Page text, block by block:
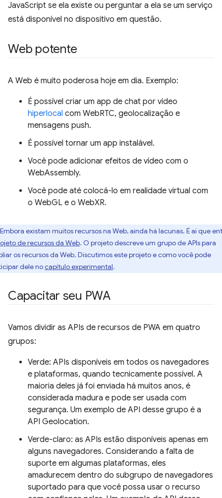
JavaScript se ela existe ou perguntar a ela se um serviço
está disponível no dispositivo em questão.
Web potente
A Web é muito poderosa hoje em dia. Exemplo:
É possível criar um app de chat por vídeo
hiperlocal com WebRTC, geolocalização e
mensagens push.
É possível tornar um app instalável.
Você pode adicionar efeitos de vídeo com o
WebAssembly.
Você pode até colocá-lo em realidade virtual com
o WebGL e o WebXR.
Embora existam muitos recursos na Web, ainda há lacunas. É aí que
de recursos da Web. O projeto descreve um grupo de APIs para
os recursos da Web. Discutimos este projeto e como você pode
dele nocapítulo experimental.
Capacitar seu PWA
Vamos dividir as APIs de recursos de PWA em quatro
grupos:
Verde: APIs disponíveis em todos os navegadores
e plataformas, quando tecnicamente possível. A
maioria deles já foi enviada há muitos anos, é
considerada madura e pode ser usada com
segurança. Um exemplo de API desse grupo é a
API Geolocation.
Verde-claro: as APIs estão disponíveis apenas em
alguns navegadores. Considerando a falta de
suporte em algumas plataformas, eles
amadurecem dentro do subgrupo de navegadores
suportado para que você possa usar o recurso